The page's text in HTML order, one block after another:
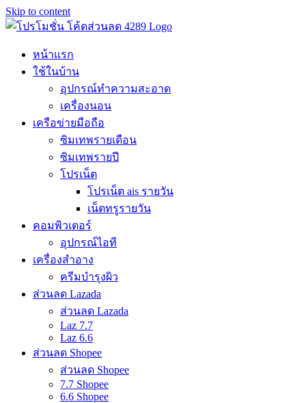
Skip to content
หน้าแรก
ใช้ในบ้าน
อุปกรณ์ทำความสะอาด
เครื่องนอน
เครือข่ายมือถือ
ซิมเทพรายเดือน
ซิมเทพรายปี
โปรเน็ต
โปรเน็ต ais รายวัน
เน็ตทรูรายวัน
คอมพิวเตอร์
อุปกรณ์ไอที
เครื่องสำอาง
ครีมบำรุงผิว
ส่วนลด Lazada
ส่วนลด Lazada
Laz 7.7
Laz 6.6
ส่วนลด Shopee
ส่วนลด Shopee
7.7 Shopee
6.6 Shopee